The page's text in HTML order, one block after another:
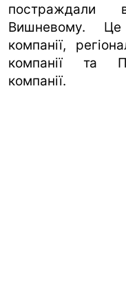
постраждали
Вишневому. Це
компанії,
компанії та
компанії.